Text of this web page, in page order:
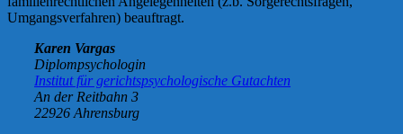
Umgangsverfahren) beauftragt.
Karen Vargas
Diplompsychologin
Institut für gerichtspsychologische Gutachten
An der Reitbahn 3
22926 Ahrensburg